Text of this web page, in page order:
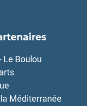
Le Boulou
Méditerranée